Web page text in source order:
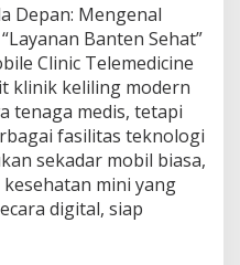
Depan: Mengenal
Banten Sehat”
Clinic Telemedicine
klinik keliling modern
tenaga medis, tetapi
fasilitas teknologi
sekadar mobil biasa,
mini yang
digital, siap